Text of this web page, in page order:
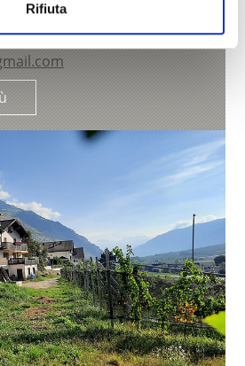
Rifiuta